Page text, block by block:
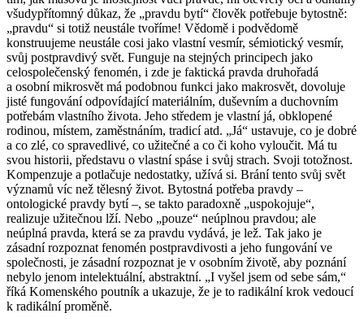
všudypřítomný důkaz, že „pravdu bytí“ člověk potřebuje bytostně:
„pravdu“ si totiž neustále tvoříme! Vědomě i podvědomě
konstruujeme neustále cosi jako vlastní vesmír, sémiotický vesmír,
svůj postpravdivý svět. Funguje na stejných principech jako
celospolečenský fenomén, i zde je faktická pravda druhořadá
a osobní mikrosvět má podobnou funkci jako makrosvět, dovoluje
jisté fungování odpovídající materiálním, duševním a duchovním
potřebám vlastního života. Jeho středem je vlastní já, obklopené
rodinou, místem, zaměstnáním, tradicí atd. „Já“ ustavuje, co je dobré
a co zlé, co spravedlivé, co užitečné a co či koho vyloučit. Má tu
svou historii, představu o vlastní spáse i svůj strach. Svoji totožnost.
Kompenzuje a potlačuje nedostatky, užívá si. Brání tento svůj svět
významů víc než tělesný život. Bytostná potřeba pravdy –
ontologické pravdy bytí –, se takto paradoxně „uspokojuje“,
realizuje užitečnou lží. Nebo „pouze“ neúplnou pravdou; ale
neúplná pravda, která se za pravdu vydává, je lež. Tak jako je
zásadní rozpoznat fenomén postpravdivosti a jeho fungování ve
společnosti, je zásadní rozpoznat je v osobním životě, aby poznání
nebylo jenom intelektuální, abstraktní. „I vyšel jsem od sebe sám,“
říká Komenského poutník a ukazuje, že je to radikální krok vedoucí
k radikální proměně.